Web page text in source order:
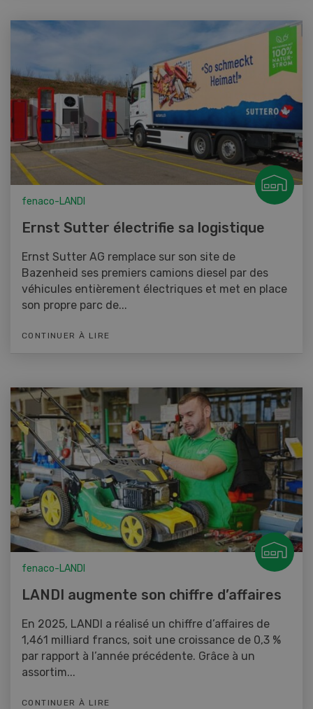
fenaco-LANDI
Ernst Sutter électrifie sa logistique
Ernst Sutter AG remplace sur son site de
Bazenheid ses premiers camions diesel par des
véhicules entièrement électriques et met en place
son propre parc de...
CONTINUER À LIRE
fenaco-LANDI
LANDI augmente son chiffre d’affaires
En 2025, LANDI a réalisé un chiffre d’affaires de
1,461 milliard francs, soit une croissance de 0,3 %
par rapport à l’année précédente. Grâce à un
assortim...
CONTINUER À LIRE